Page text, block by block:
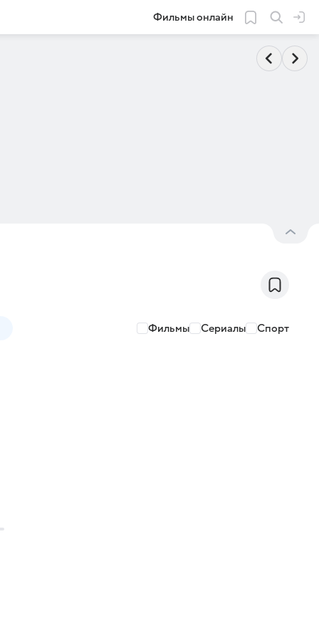
Фильмы онлайн
Фильмы Сериалы Спорт